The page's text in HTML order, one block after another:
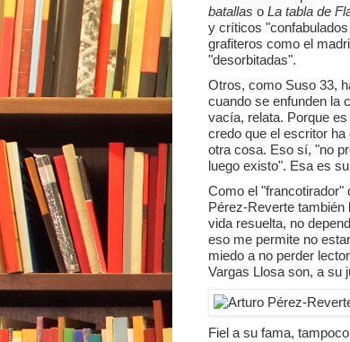
batallas o La tabla de
y críticos
grafiteros como el
"desorbitadas".
Otros, como Suso 33,
cuando se enfunden la
vacía, relata. Porque
credo que el escritor
otra cosa. Eso sí, "no
luego existo". Esa es
Como el "francotirador"
Pérez-Reverte también
vida resuelta, no
eso me permite no
miedo a no perder
Vargas Llosa son, a su
Fiel a su fama,